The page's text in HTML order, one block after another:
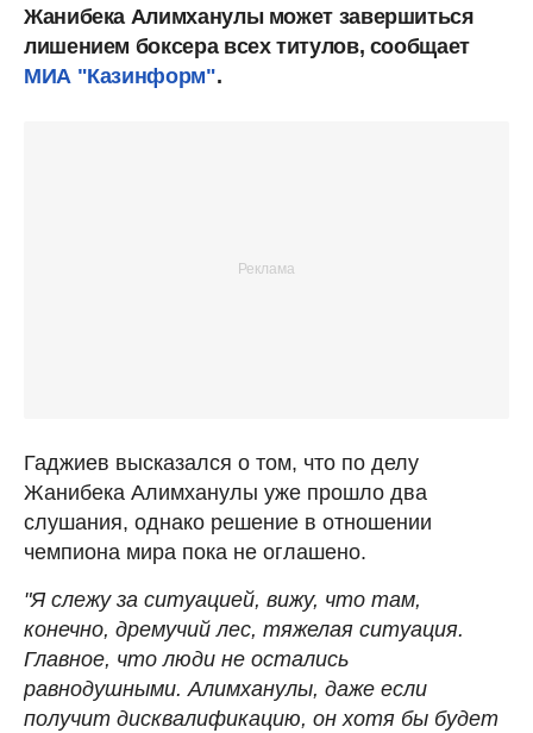
Жанибека Алимханулы может завершиться
лишением боксера всех титулов, сообщает
МИА "Казинформ".
Гаджиев высказался о том, что по делу
Жанибека Алимханулы уже прошло два
слушания, однако решение в отношении
чемпиона мира пока не оглашено.
"Я слежу за ситуацией, вижу, что там,
конечно, дремучий лес, тяжелая ситуация.
Главное, что люди не остались
равнодушными. Алимханулы, даже если
получит дисквалификацию, он хотя бы будет